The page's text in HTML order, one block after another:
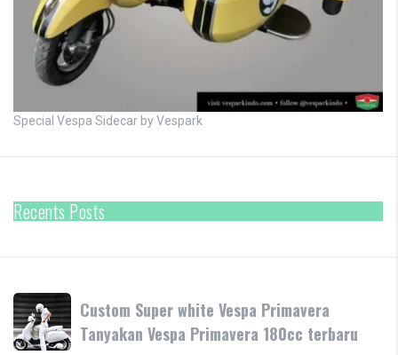
Special Vespa Sidecar by Vespark
Recents Posts
Custom
Super
white
Custom Super white Vespa Primavera
Tanyakan Vespa Primavera 180cc terbaru